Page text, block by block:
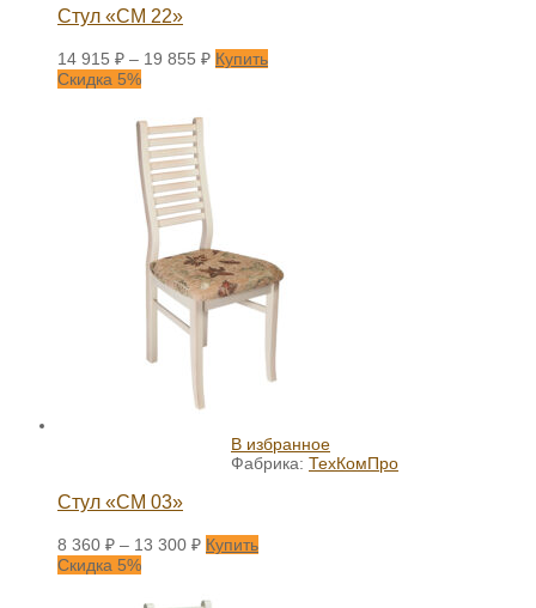
Стул «СМ 22»
14 915 ₽ – 19 855 ₽ Купить
Скидка 5%
В избранное
Фабрика: ТехКомПро
Стул «СМ 03»
8 360 ₽ – 13 300 ₽ Купить
Скидка 5%